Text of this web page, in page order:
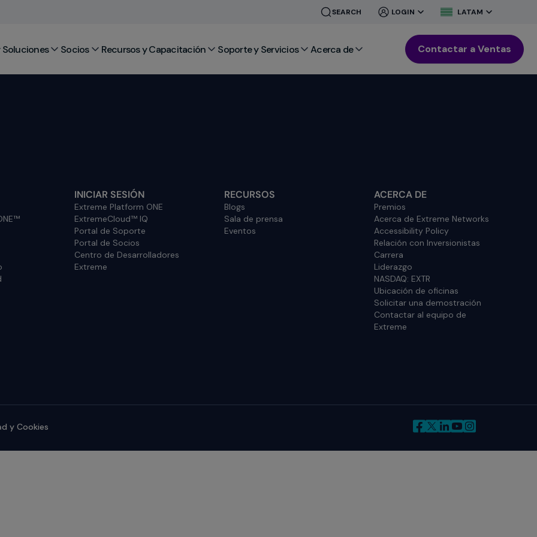
SEARCH
CLOSE
LOGIN
CLOSE
LATAM
Socios Recursos y Capacitación Soporte y Servicios Acerca de Contactar a Ventas
INICIAR SESIÓN
Extreme Platform ONE
ExtremeCloud™ IQ
Portal de Soporte
Portal de Socios
Centro de Desarrolladores
Extreme
RECURSOS
Blogs
Sala de prensa
Eventos
ACERCA DE
Premios
Acerca de Extreme Networks
Accessibility Policy
Relación con Inversionistas
Carrera
Liderazgo
NASDAQ: EXTR
Ubicación de oficinas
Solicitar una demostración
Contactar al equipo de
Extreme
y Cookies